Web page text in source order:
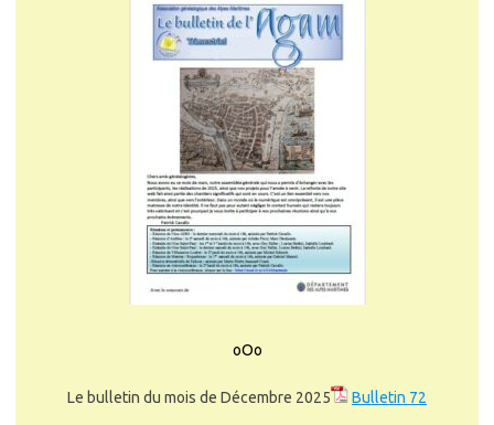
oOo
Le bulletin du mois de Décembre 2025 Bulletin 72